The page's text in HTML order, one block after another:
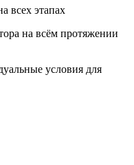
всех этапах
на всём протяжении
условия для